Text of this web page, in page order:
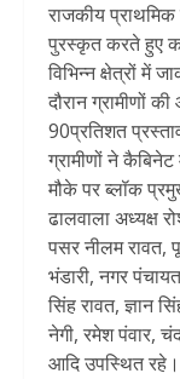
राजकीय
पुरस्कृत करते हुए
विभिन्न क्षेत्रों में
दौरान ग्रामीणों
90प्रतिशत
ग्रामीणों ने
मौके पर ब्लॉक
ढालवाला अध्यक्ष
पसर नीलम रावत,
भंडारी, नगर
सिंह रावत, ज्ञान
नेगी, रमेश पंवार,
आदि उपस्थित रहे।